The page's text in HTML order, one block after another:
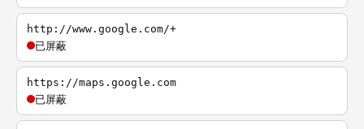
http://www.google.com/+
已屏蔽
https://maps.google.com
已屏蔽